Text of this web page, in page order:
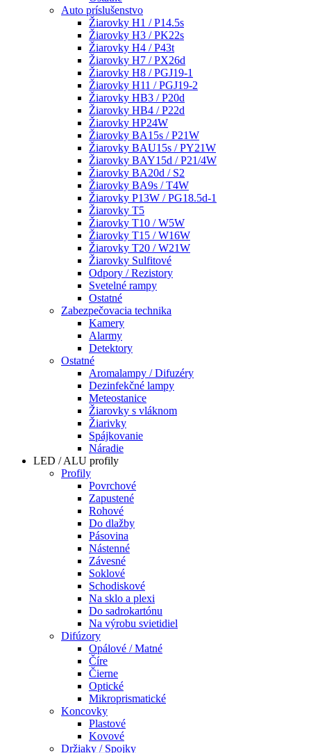
Auto príslušenstvo
Žiarovky H1 / P14.5s
Žiarovky H3 / PK22s
Žiarovky H4 / P43t
Žiarovky H7 / PX26d
Žiarovky H8 / PGJ19-1
Žiarovky H11 / PGJ19-2
Žiarovky HB3 / P20d
Žiarovky HB4 / P22d
Žiarovky HP24W
Žiarovky BA15s / P21W
Žiarovky BAU15s / PY21W
Žiarovky BAY15d / P21/4W
Žiarovky BA20d / S2
Žiarovky BA9s / T4W
Žiarovky P13W / PG18.5d-1
Žiarovky T5
Žiarovky T10 / W5W
Žiarovky T15 / W16W
Žiarovky T20 / W21W
Žiarovky Sulfitové
Odpory / Rezistory
Svetelné rampy
Ostatné
Zabezpečovacia technika
Kamery
Alarmy
Detektory
Ostatné
Aromalampy / Difuzéry
Dezinfekčné lampy
Meteostanice
Žiarovky s vláknom
Žiarivky
Spájkovanie
Náradie
LED / ALU profily
Profily
Povrchové
Zapustené
Rohové
Do dlažby
Pásovina
Nástenné
Závesné
Soklové
Schodiskové
Na sklo a plexi
Do sadrokartónu
Na výrobu svietidiel
Difúzory
Opálové / Matné
Číre
Čierne
Optické
Mikroprismatické
Koncovky
Plastové
Kovové
Držiaky / Spojky